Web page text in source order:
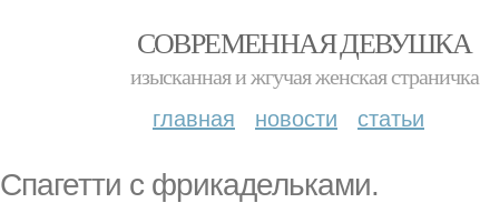
СОВРЕМЕННАЯ ДЕВУШКА
изысканная и жгучая женская страничка
главная новости статьи
Спагетти с фрикадельками.